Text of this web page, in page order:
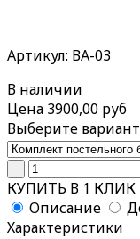
Артикул: ВА-03
В наличии
Цена 3900,00 руб
Выберите
КУПИТЬ В 1 КЛИК
Описание
Характеристики